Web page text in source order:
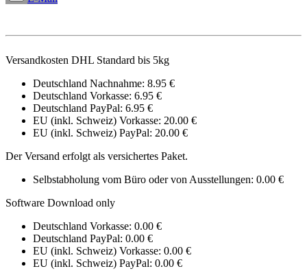
Versandkosten DHL Standard bis 5kg
Deutschland Nachnahme: 8.95 €
Deutschland Vorkasse: 6.95 €
Deutschland PayPal: 6.95 €
EU (inkl. Schweiz) Vorkasse: 20.00 €
EU (inkl. Schweiz) PayPal: 20.00 €
Der Versand erfolgt als versichertes Paket.
Selbstabholung vom Büro oder von Ausstellungen: 0.00 €
Software Download only
Deutschland Vorkasse: 0.00 €
Deutschland PayPal: 0.00 €
EU (inkl. Schweiz) Vorkasse: 0.00 €
EU (inkl. Schweiz) PayPal: 0.00 €